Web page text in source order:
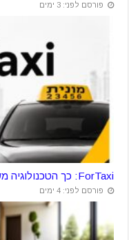
פורסם לפני: 3 ימים
ForTaxi: כך הטכנולוגיה משנה את הדרך שבה מזמינים מונית
פורסם לפני: 4 ימים